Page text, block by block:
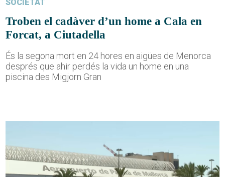
SOCIETAT
Troben el cadàver d’un home a Cala en
Forcat, a Ciutadella
És la segona mort en 24 hores en aigües de Menorca
després que ahir perdés la vida un home en una
piscina des Migjorn Gran